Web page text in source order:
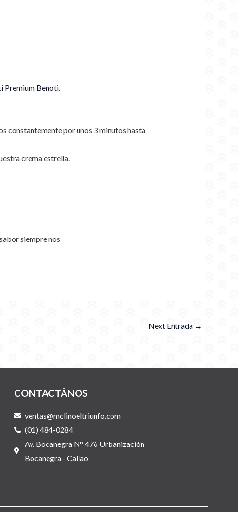
Premium Benoti.
constantemente por unos 3 minutos hasta
crema estrella.
siempre nos
Next Entrada →
CONTACTÁNOS
ventas@molinoeltriunfo.com
(01) 484-0284
Av. Bocanegra N° 476 Urbanización
Bocanegra - Callao